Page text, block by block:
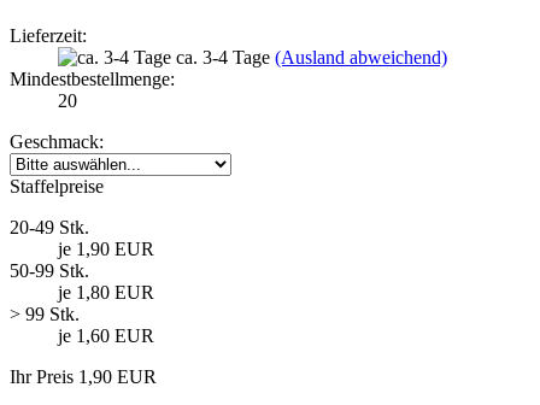
Lieferzeit:
ca. 3-4 Tage (Ausland abweichend)
Mindestbestellmenge:
20
Geschmack:
Staffelpreise
20-49 Stk.
je 1,90 EUR
50-99 Stk.
je 1,80 EUR
> 99 Stk.
je 1,60 EUR
Ihr Preis 1,90 EUR